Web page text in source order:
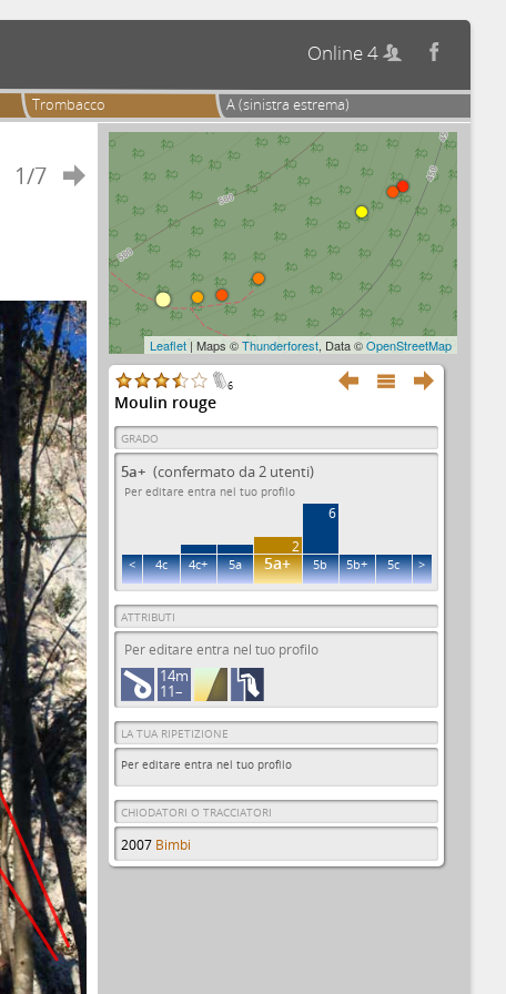
Online 4 
Trombacco A (sinistra estrema)
1/7

Leaflet | Maps ©Thunderforest, Data ©OpenStreetMap
  
6
Moulin rouge
GRADO
5a+ (confermato da 2 utenti)
Per editare entra nel tuo profilo
2
6
< 4c 4c+ 5a 5a+ 5b 5b+ 5c >
ATTRIBUTI
Per editare entra nel tuo profilo
14m
11–
LA TUA RIPETIZIONE
Per editare entra nel tuo profilo
CHIODATORI O TRACCIATORI
2007 Bimbi